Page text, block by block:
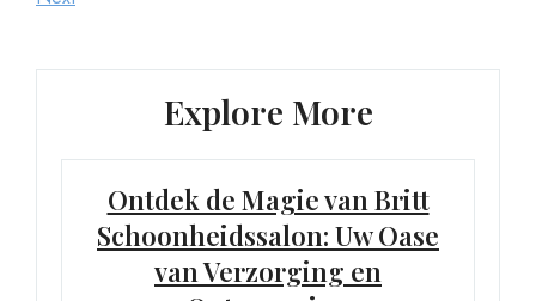
Explore More
Ontdek de Magie van Britt
Schoonheidssalon: Uw Oase
van Verzorging en